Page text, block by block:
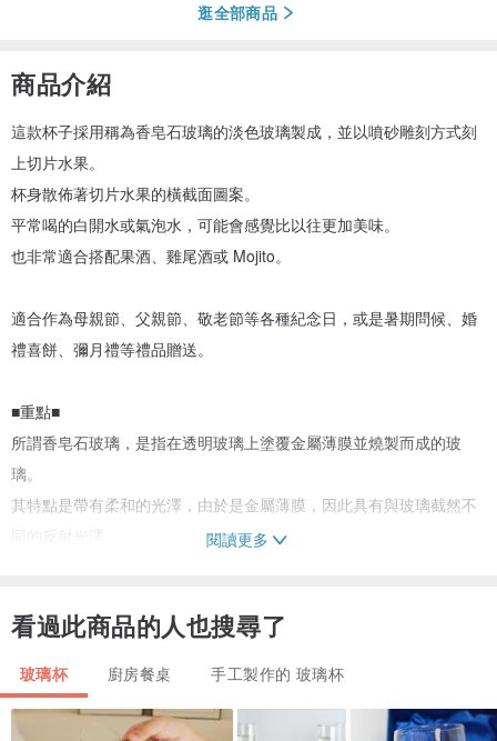
逛全部商品
商品介紹
這款杯子採用稱為香皂石玻璃的淡色玻璃製成，並以噴砂雕刻方式刻
上切片水果。
杯身散佈著切片水果的橫截面圖案。
平常喝的白開水或氣泡水，可能會感覺比以往更加美味。
也非常適合搭配果酒、雞尾酒或 Mojito。
適合作為母親節、父親節、敬老節等各種紀念日，或是暑期問候、婚
禮喜餅、彌月禮等禮品贈送。
■重點■
所謂香皂石玻璃，是指在透明玻璃上塗覆金屬薄膜並燒製而成的玻
璃。
其特點是帶有柔和的光澤，由於是金屬薄膜，因此具有與玻璃截然不
同的反射光澤。
尺寸：寬 80mm (杯口) x 高 90mm
◆注意事項◆
閱讀更多
看過此商品的人也搜尋了
玻璃杯 廚房餐桌 手工製作的 玻璃杯